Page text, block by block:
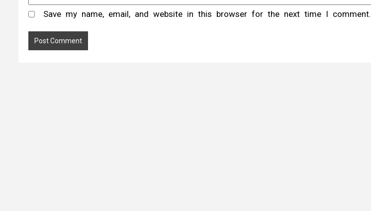
Save my name, email, and website in this browser for the next time I comment.